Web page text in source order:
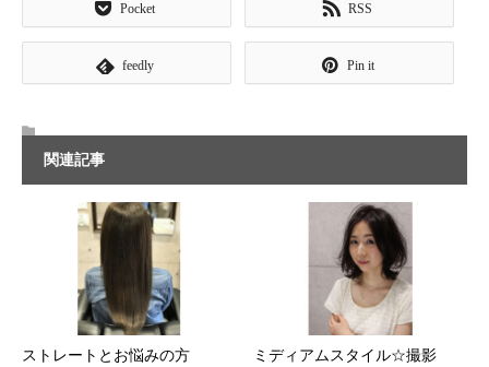
Pocket RSS
feedly Pin it
関連記事
ストレートとお悩みの方 ミディアムスタイル☆撮影